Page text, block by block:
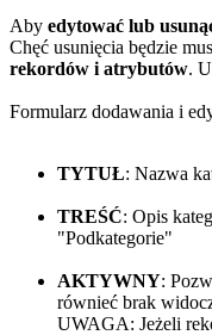
Aby edytować lub
Chęć usunięcia będzie
rekordów i atrybutów.
Formularz dodawania i
TYTUŁ: Nazwa
TREŚĆ: Opis
"Podkategorie"
AKTYWNY:
równieć brak
UWAGA: Jeżeli